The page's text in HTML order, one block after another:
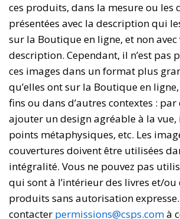
ces produits, dans la mesure ou les
présentées avec la description qui
sur la Boutique en ligne, et non
description. Cependant, il n’est pas
ces images dans un format plus
qu’elles ont sur la Boutique en
fins ou dans d’autres contextes :
ajouter un design agréable à la
points métaphysiques, etc. Les
couvertures doivent être utilisées
intégralité. Vous ne pouvez pas
qui sont à l’intérieur des livres et/ou
produits sans autorisation
contacter permissions@csps.comà